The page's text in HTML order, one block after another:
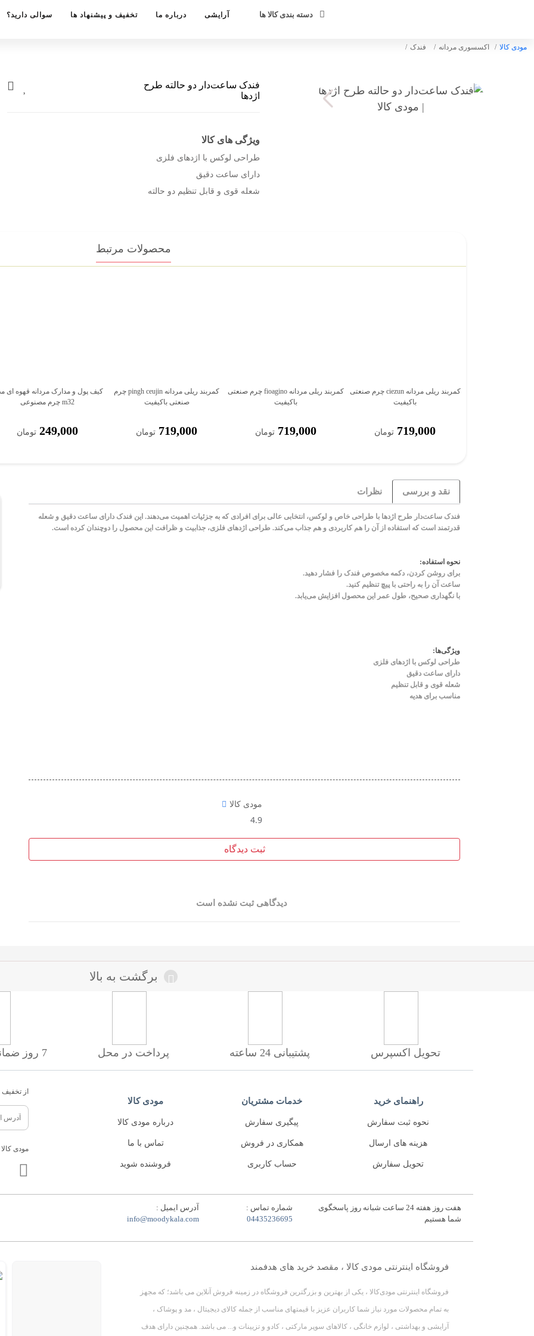
دسته بندی کالا ها آرایشی درباره ما تخفیف و پیشنهاد ها سوالی دارید؟
مودی کالا اکسسوری مردانه فندک
فندک ساعت‌دار دو حالته طرح
اژدها
ویژگی های کالا
طراحی لوکس با اژدهای فلزی
دارای ساعت دقیق
شعله قوی و قابل تنظیم دو حالته
محصولات مرتبط
کمربند ریلی مردانه ciezun چرم صنعتی
باکیفیت
719,000 تومان
کمربند ریلی مردانه fioagino چرم صنعتی
باکیفیت
719,000 تومان
کمربند ریلی مردانه pingh ceujin چرم
صنعتی باکیفیت
719,000 تومان
کیف پول و مدارک مردانه قهوه ای
m32 چرم مصنوعی
249,000 تومان
نقد و بررسی نظرات
فندک ساعت‌دار طرح اژدها با طراحی خاص و لوکس، انتخابی عالی برای افرادی که به جزئیات اهمیت می‌دهند. این فندک دارای ساعت دقیق و شعله
قدرتمند است که استفاده از آن را هم کاربردی و هم جذاب می‌کند. طراحی اژدهای فلزی، جذابیت و ظرافت این محصول را دوچندان کرده است.
نحوه استفاده:
برای روشن کردن، دکمه مخصوص فندک را فشار دهید.
ساعت آن را به راحتی با پیچ تنظیم کنید.
با نگهداری صحیح، طول عمر این محصول افزایش می‌یابد.
ویژگی‌ها:
طراحی لوکس با اژدهای فلزی
دارای ساعت دقیق
شعله قوی و قابل تنظیم
مناسب برای هدیه
مودی کالا
4.9
ثبت دیدگاه
دیدگاهی ثبت نشده است
برگشت به بالا
تحویل اکسپرس پشتیبانی 24 ساعته پرداخت در محل 7 روز ضمانت بازگشت
راهنمای خرید
نحوه ثبت سفارش
هزینه های ارسال
تحویل سفارش
خدمات مشتریان
پیگیری سفارش
همکاری در فروش
حساب کاربری
مودی کالا
درباره مودی کالا
تماس با ما
فروشنده شوید
از
مودی
هفت روز هفته 24 ساعت شبانه روز پاسخگوی
شما هستیم
شماره تماس :
04435236695
آدرس ایمیل :
info@moodykala.com
فروشگاه اینترنتی مودی کالا ، مقصد خرید های هدفمند
فروشگاه اینترنتی مودی‌کالا ، یکی از بهترین و بزرگترین فروشگاه در زمینه فروش آنلاین می باشد؛ که مجهز
به تمام محصولات مورد نیاز شما کاربران عزیز با قیمتهای مناسب از جمله کالای دیجیتال ، مد و پوشاک ،
آرایشی و بهداشتی ، لوازم خانگی ، کالاهای سوپر مارکتی ، کادو و تزیینات و... می باشد. همچنین دارای هدف